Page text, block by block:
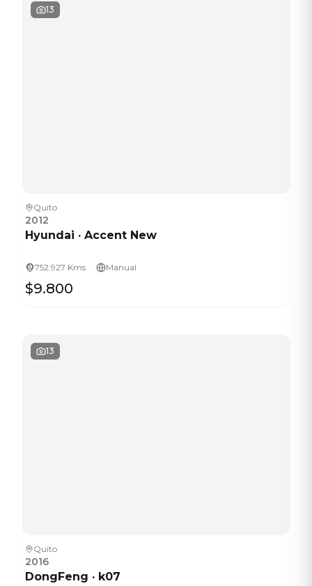
13
Quito
2012
Hyundai · Accent New
752.927 Kms · Manual
$9.800
13
Quito
2016
DongFeng · k07